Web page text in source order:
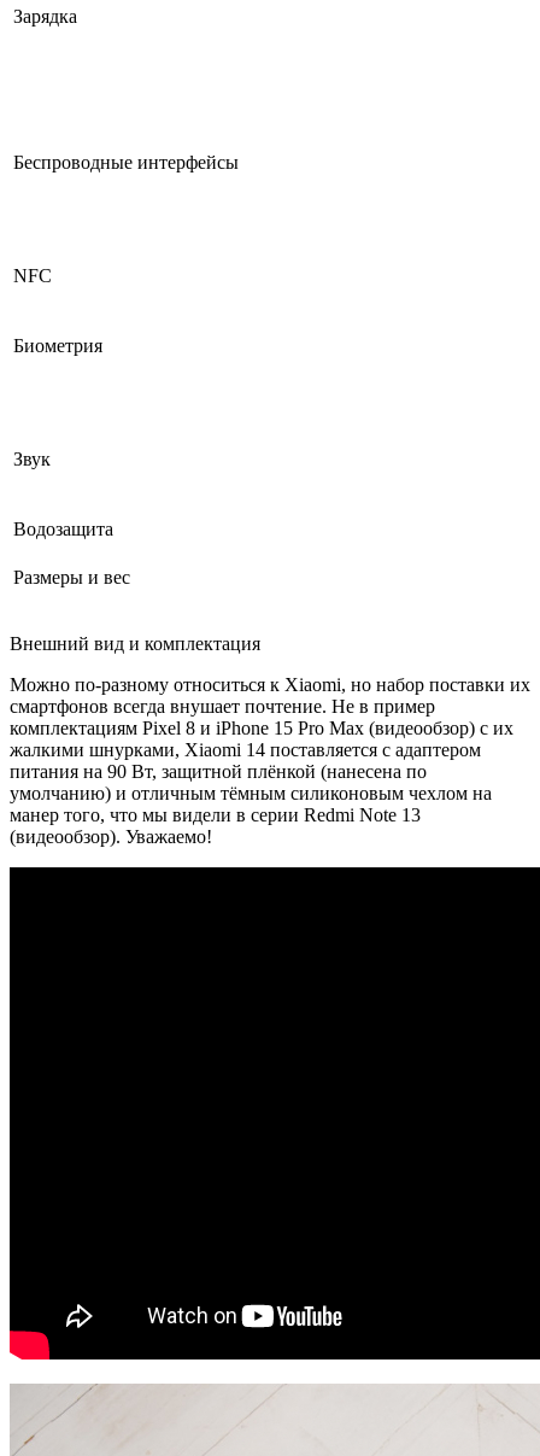
Зарядка
Беспроводные интерфейсы
NFC
Биометрия
Звук
Водозащита
Размеры и вес
Внешний вид и комплектация
Можно по-разному относиться к Xiaomi, но набор поставки их
смартфонов всегда внушает почтение. Не в пример
комплектациям Pixel 8 и iPhone 15 Pro Max (видеообзор) с их
жалкими шнурками, Xiaomi 14 поставляется с адаптером
питания на 90 Вт, защитной плёнкой (нанесена по
умолчанию) и отличным тёмным силиконовым чехлом на
манер того, что мы видели в серии Redmi Note 13
(видеообзор). Уважаемо!